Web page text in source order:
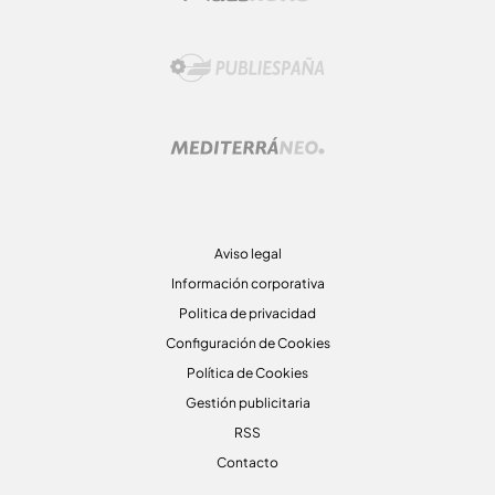
Aviso legal
Información corporativa
Politica de privacidad
Configuración de Cookies
Política de Cookies
Gestión publicitaria
RSS
Contacto